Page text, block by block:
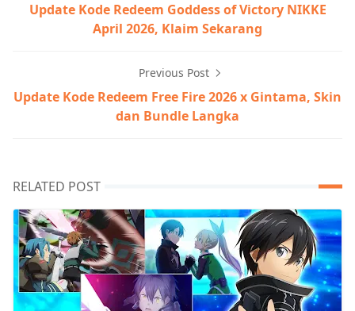
Update Kode Redeem Goddess of Victory NIKKE
April 2026, Klaim Sekarang
Previous Post
Update Kode Redeem Free Fire 2026 x Gintama, Skin
dan Bundle Langka
RELATED POST